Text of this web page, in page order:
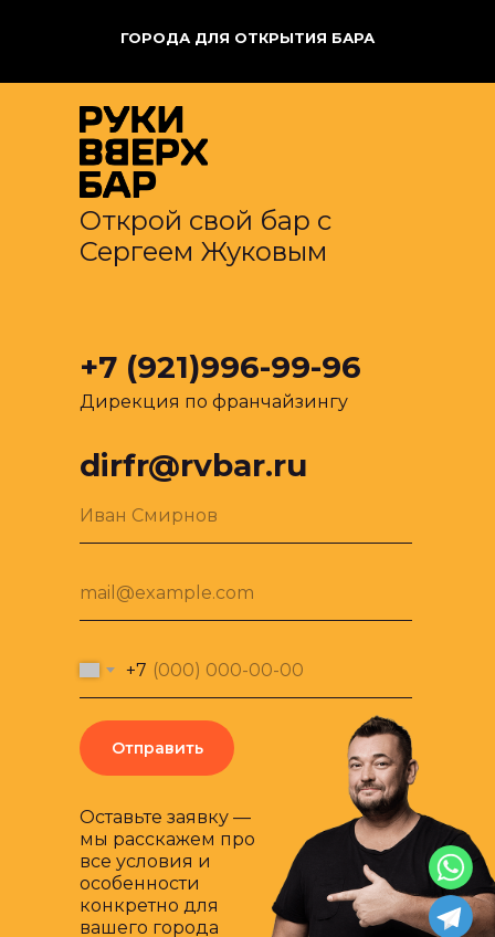
ГОРОДА ДЛЯ ОТКРЫТИЯ БАРА
Открой свой бар с
Сергеем Жуковым
+7 (921)996-99-96
dirfr@rvbar.ru
Иван Смирнов
mail@example.com
+7
Отправить
Оставьте заявку —
мы расскажем про
все условия и
особенности
конкретно для
вашего города
Дирекция по франчайзингу